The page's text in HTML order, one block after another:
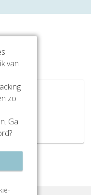
locatie
receptie!
van
zo
Ga